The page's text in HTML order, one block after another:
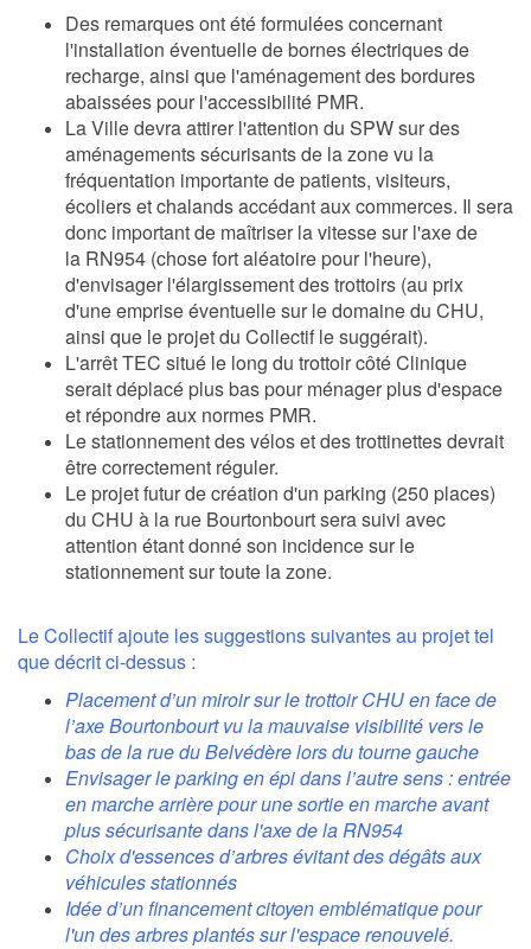
Des remarques ont été formulées concernant
l'installation éventuelle de bornes électriques de
recharge, ainsi que l'aménagement des bordures
abaissées pour l'accessibilité PMR.
La Ville devra attirer l'attention du SPW sur des
aménagements sécurisants de la zone vu la
fréquentation importante de patients, visiteurs,
écoliers et chalands accédant aux commerces. Il sera
donc important de maîtriser la vitesse sur l'axe de
la RN954 (chose fort aléatoire pour l'heure),
d'envisager l'élargissement des trottoirs (au prix
d'une emprise éventuelle sur le domaine du CHU,
ainsi que le projet du Collectif le suggérait).
L'arrêt TEC situé le long du trottoir côté Clinique
serait déplacé plus bas pour ménager plus d'espace
et répondre aux normes PMR.
Le stationnement des vélos et des trottinettes devrait
être correctement réguler.
Le projet futur de création d'un parking (250 places)
du CHU à la rue Bourtonbourt sera suivi avec
attention étant donné son incidence sur le
stationnement sur toute la zone.
Le Collectif ajoute les suggestions suivantes au projet tel
que décrit ci-dessus :
Placement d’un miroir sur le trottoir CHU en face de
l’axe Bourtonbourt vu la mauvaise visibilité vers le
bas de la rue du Belvédère lors du tourne gauche
Envisager le parking en épi dans l’autre sens : entrée
en marche arrière pour une sortie en marche avant
plus sécurisante dans l'axe de la RN954
Choix d'essences d’arbres évitant des dégâts aux
véhicules stationnés
Idée d’un financement citoyen emblématique pour
l'un des arbres plantés sur l'espace renouvelé.